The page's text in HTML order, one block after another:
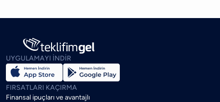
UYGULAMAYI İNDİR
FIRSATLARI KAÇIRMA
Finansal ipuçları ve avantajlı